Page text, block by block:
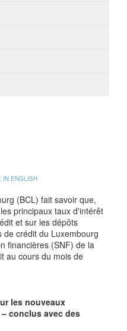
IN ENGLISH
(BCL) fait savoir que,
principaux taux d'intérêt
et sur les dépôts
de crédit du Luxembourg
financières (SNF) de la
au cours du mois de
les nouveaux
conclus avec des